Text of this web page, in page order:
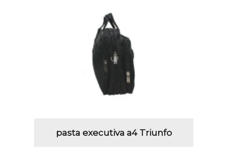
pasta executiva a4 Triunfo